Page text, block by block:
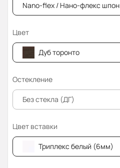
Nano-flex / Нано-флекс шпон
Цвет
Дуб торонто
Остекление
Без стекла (ДГ)
Цвет вставки
Триплекс белый (6мм)